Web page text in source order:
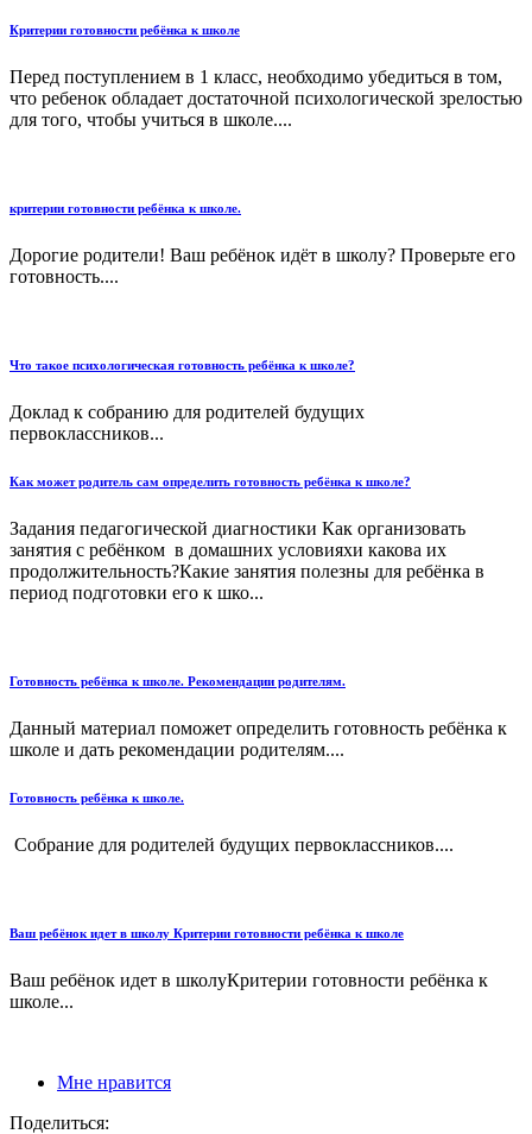
Критерии готовности ребёнка к школе
Перед поступлением в 1 класс, необходимо убедиться в том,
что ребенок обладает достаточной психологической зрелостью
для того, чтобы учиться в школе....
критерии готовности ребёнка к школе.
Дорогие родители! Ваш ребёнок идёт в школу? Проверьте его
готовность....
Что такое психологическая готовность ребёнка к школе?
Доклад к собранию для родителей будущих
первоклассников...
Как может родитель сам определить готовность ребёнка к школе?
Задания педагогической диагностики Как организовать
занятия с ребёнком в домашних условияхи какова их
продолжительность?Какие занятия полезны для ребёнка в
период подготовки его к шко...
Готовность ребёнка к школе. Рекомендации родителям.
Данный материал поможет определить готовность ребёнка к
школе и дать рекомендации родителям....
Готовность ребёнка к школе.
Собрание для родителей будущих первоклассников....
Ваш ребёнок идет в школу Критерии готовности ребёнка к школе
Ваш ребёнок идет в школуКритерии готовности ребёнка к
школе...
Мне нравится
Поделиться: